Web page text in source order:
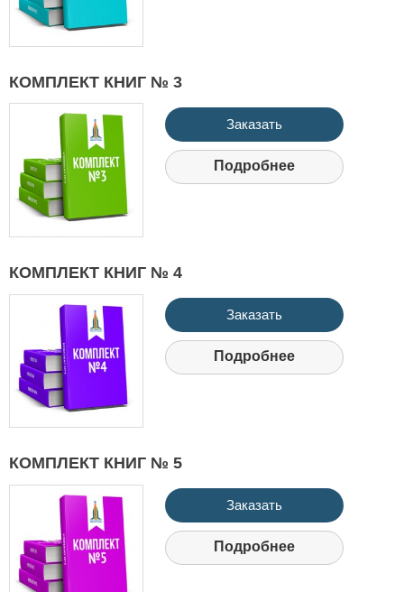
КОМПЛЕКТ КНИГ № 3
Заказать
Подробнее
КОМПЛЕКТ КНИГ № 4
Заказать
Подробнее
КОМПЛЕКТ КНИГ № 5
Заказать
Подробнее